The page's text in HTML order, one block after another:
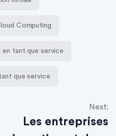
Computing
en tant que service
que service
Next:
Les entreprises